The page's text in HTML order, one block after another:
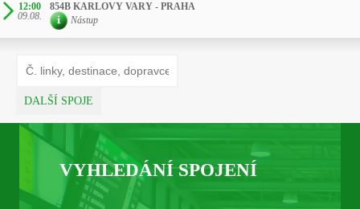
12:00
09.08.
854B KARLOVY VARY - PRAHA
Nástup
DALŠÍ SPOJE
VYHLEDÁNÍ SPOJENÍ